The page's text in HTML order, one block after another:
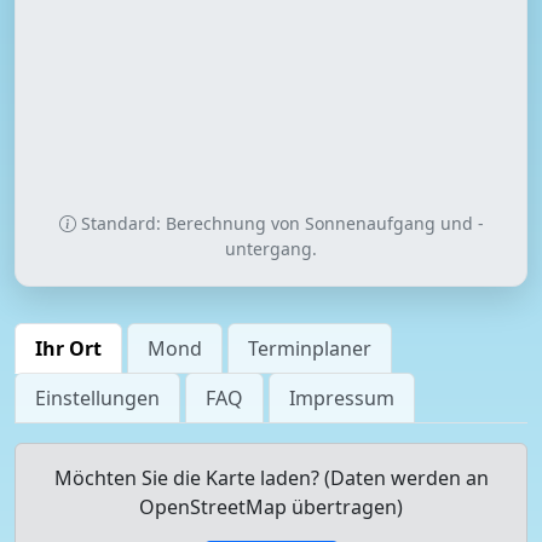
Standard: Berechnung von Sonnenaufgang und -
untergang.
Ihr Ort Mond
Terminplaner
Einstellungen
FAQ Impressum
Möchten Sie die Karte laden? (Daten werden an
OpenStreetMap übertragen)